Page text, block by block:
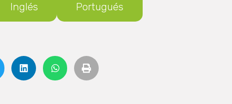
Inglés Portugués